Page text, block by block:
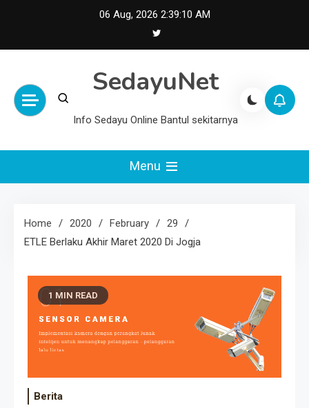
06 Aug, 2026 2:39:10 AM
SedayuNet
Info Sedayu Online Bantul sekitarnya
Menu
Home 2020 February
29
ETLE Berlaku Akhir Maret 2020 Di Jogja
1 MIN READ
Berita